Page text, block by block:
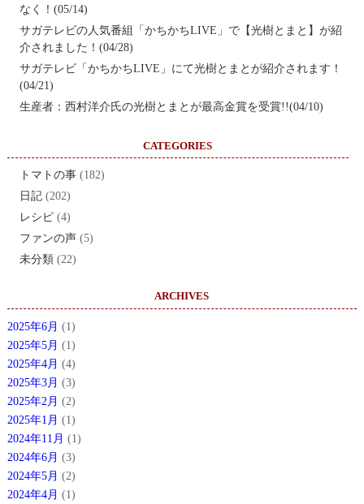
なく！(05/14)
サガテレビの人気番組「かちかちLIVE」で【光樹とまと】が紹
介されました！(04/28)
サガテレビ「かちかちLIVE」にて光樹とまとが紹介されます！
(04/21)
生産者：西村洋介氏の光樹とまとが最高金賞を受賞!!(04/10)
CATEGORIES
トマトの事(182)
日記(202)
レシピ(4)
ファンの声(5)
未分類 (22)
ARCHIVES
2025年6月 (1)
2025年5月 (1)
2025年4月 (4)
2025年3月 (3)
2025年2月 (2)
2025年1月 (1)
2024年11月 (1)
2024年6月 (3)
2024年5月 (2)
2024年4月 (1)